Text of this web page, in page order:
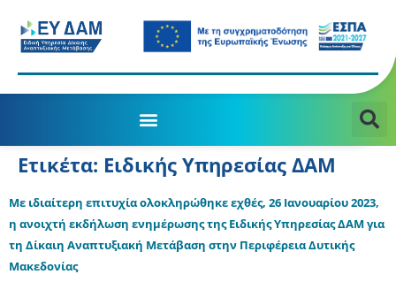
Ετικέτα: Ειδικής Υπηρεσίας ΔΑΜ
Με ιδιαίτερη επιτυχία ολοκληρώθηκε εχθές, 26 Ιανουαρίου 2023,
η ανοιχτή εκδήλωση ενημέρωσης της Ειδικής Υπηρεσίας ΔΑΜ για
τη Δίκαιη Αναπτυξιακή Μετάβαση στην Περιφέρεια Δυτικής
Μακεδονίας